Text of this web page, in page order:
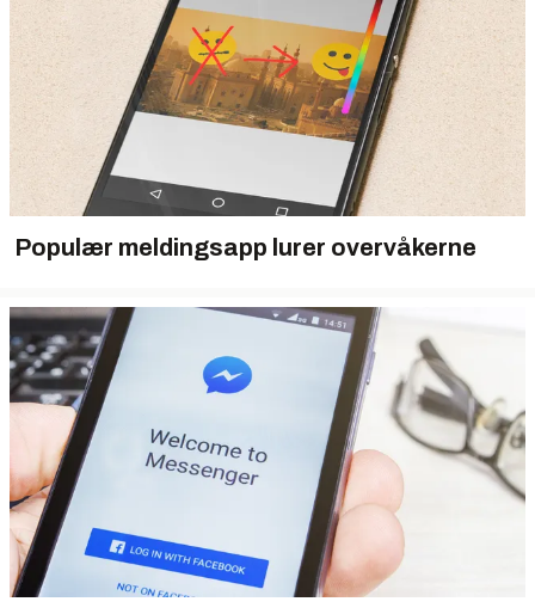
Populær meldingsapp lurer overvåkerne